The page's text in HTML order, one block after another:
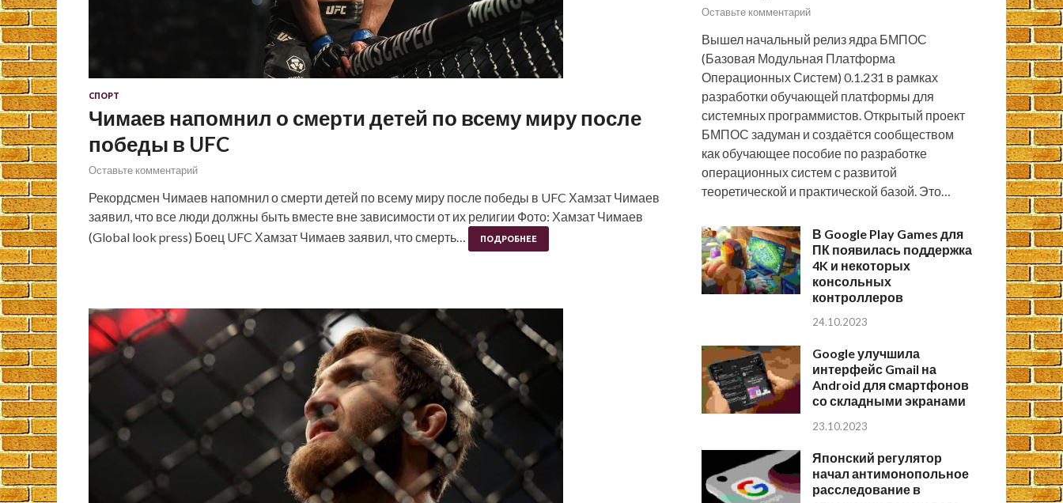
СПОРТ
Чимаев напомнил о смерти детей по всему миру после
победы в UFC
Оставьте комментарий
Рекордсмен Чимаев напомнил о смерти детей по всему миру после победы в UFC Хамзат Чимаев
заявил, что все люди должны быть вместе вне зависимости от их религии Фото: Хамзат Чимаев
(Global look press) Боец UFC Хамзат Чимаев заявил, что смерть…
ПОДРОБНЕЕ
Оставьте комментарий
Вышел начальный релиз ядра БМПОС
(Базовая Модульная Платформа
Операционных Систем) 0.1.231 в рамках
разработки обучающей платформы для
системных программистов. Открытый проект
БМПОС задуман и создаётся сообществом
как обучающее пособие по разработке
операционных систем с развитой
теоретической и практической базой. Это…
В Google Play Games для
ПК появилась поддержка
4K и некоторых
консольных
контроллеров
24.10.2023
Google улучшила
интерфейс Gmail на
Android для смартфонов
со складными экранами
23.10.2023
Японский регулятор
начал антимонопольное
расследование в